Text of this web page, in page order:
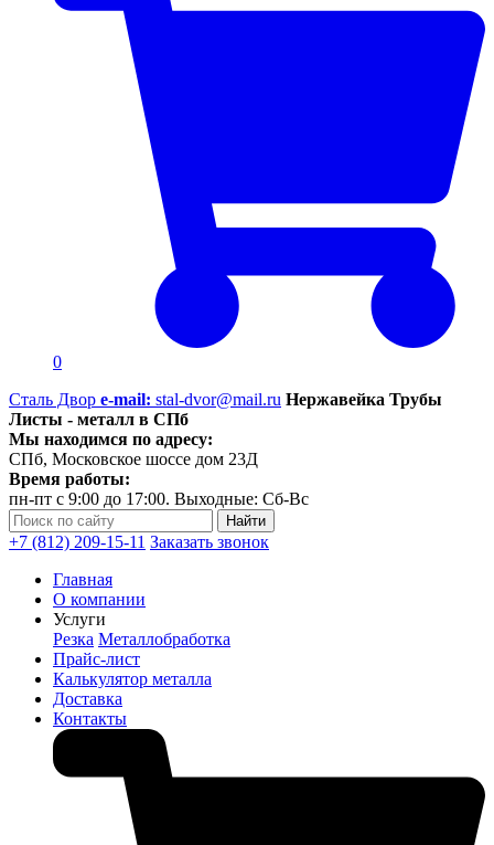
0
Сталь Двор e-mail: stal-dvor@mail.ru Нержавейка Трубы
Листы - металл в СПб
Мы находимся по адресу:
СПб, Московское шоссе дом 23Д
Время работы:
пн-пт с 9:00 до 17:00. Выходные: Сб-Вс
+7 (812) 209-15-11 Заказать звонок
Главная
О компании
Услуги
Резка Металлобработка
Прайс-лист
Калькулятор металла
Доставка
Контакты